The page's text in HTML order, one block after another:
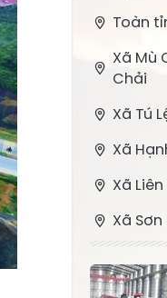
Toàn
Xã Mù
Chải
Xã Tú
Xã
Xã
Xã
Bằng